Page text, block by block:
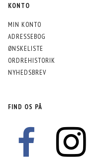
KONTO
MIN KONTO
ADRESSEBOG
ØNSKELISTE
ORDREHISTORIK
NYHEDSBREV
FIND OS PÅ